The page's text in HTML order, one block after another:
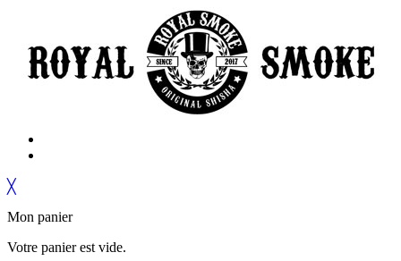
╳
Mon panier
Votre panier est vide.